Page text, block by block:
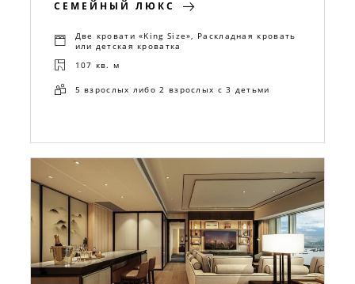
СЕМЕЙНЫЙ ЛЮКС
Две кровати «King Size», Раскладная кровать
или детская кроватка
107 кв. м
5 взрослых либо 2 взрослых с 3 детьми